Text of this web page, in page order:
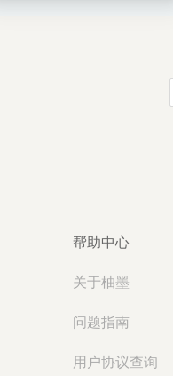
帮助中心
关于柚墨
问题指南
用户协议查询